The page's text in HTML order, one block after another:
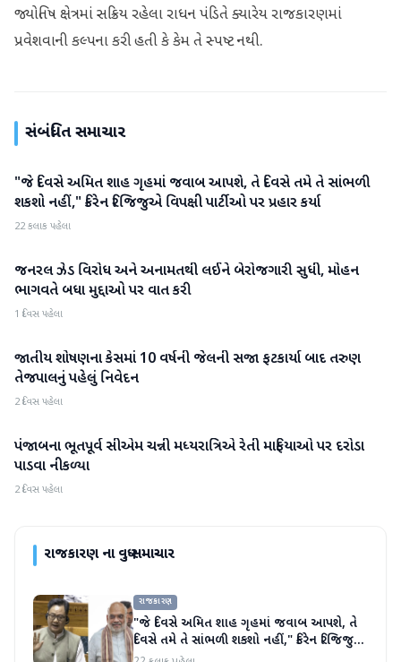
જ્યોતિષ ક્ષેત્રમાં સક્રિય રહેલા રાધન પંડિતે ક્યારેય રાજકારણમાં
પ્રવેશવાની કલ્પના કરી હતી કે કેમ તે સ્પષ્ટ નથી.
સંબંધિત સમાચાર
રાજકારણ
"જે દિવસે અમિત શાહ ગૃહમાં જવાબ આપશે, તે દિવસે તમે તે સાંભળી
શકશો નહીં," કિરેન રિજિજુએ વિપક્ષી પાર્ટીઓ પર પ્રહાર કર્યા
22 કલાક પહેલા
રાજકારણ
જનરલ ઝેડ વિરોધ અને અનામતથી લઈને બેરોજગારી સુધી, મોહન
ભાગવતે બધા મુદ્દાઓ પર વાત કરી
1 દિવસ પહેલા
રાજકારણ
જાતીય શોષણના કેસમાં 10 વર્ષની જેલની સજા ફટકાર્યા બાદ તરુણ
તેજપાલનું પહેલું નિવેદન
2 દિવસ પહેલા
રાજકારણ
પંજાબના ભૂતપૂર્વ સીએમ ચન્ની મધ્યરાત્રિએ રેતી માફિયાઓ પર દરોડા
પાડવા નીકળ્યા
2 દિવસ પહેલા
રાજકારણના વધુ સમાચાર
રાજકારણ
"જે દિવસે અમિત શાહ ગૃહમાં જવાબ આપશે, તે
દિવસે તમે તે સાંભળી શકશો નહીં," કિરેન રિજિજુએ
વિપક્ષી પાર્ટીઓ પર પ્રહાર કર્યા